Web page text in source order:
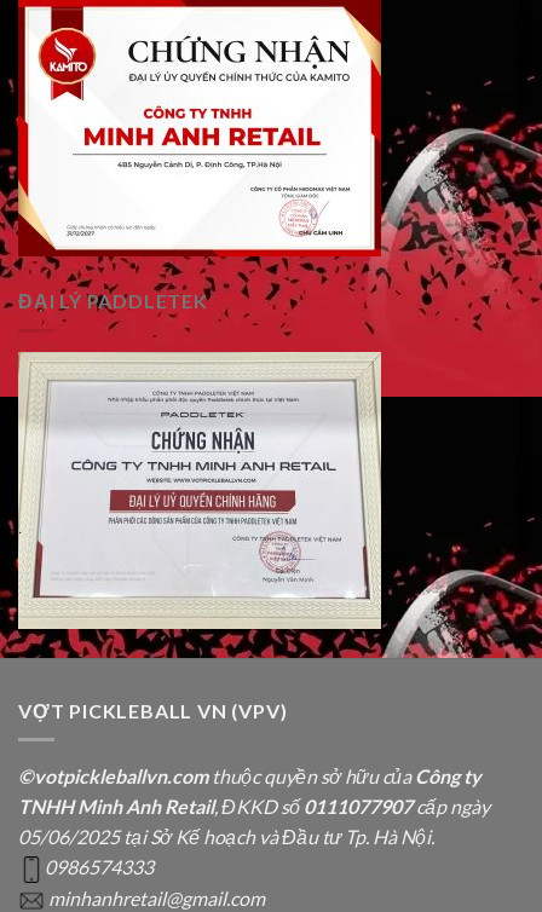
ĐẠI LÝ PADDLETEK
VỢT PICKLEBALL VN (VPV)
©votpickleballvn.comthuộc quyền sở hữu củaCông ty
TNHH Minh Anh Retail, ĐKKD số0111077907cấp ngày
05/06/2025 tại Sở Kế hoạch và Đầu tư Tp. Hà Nội.
0986574333
minhanhretail@gmail.com